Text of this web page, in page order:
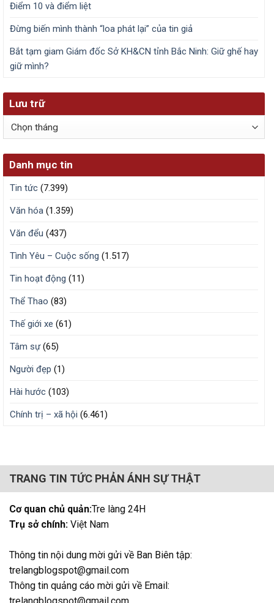
Điểm 10 và điểm liệt
Đừng biến mình thành “loa phát lại” của tin giả
Bắt tạm giam Giám đốc Sở KH&CN tỉnh Bắc Ninh: Giữ ghế hay
giữ mình?
Lưu trữ
Lưu
Danh mục tin
Tin tức (7.399)
Văn hóa (1.359)
Văn đểu (437)
Tình Yêu – Cuộc sống (1.517)
Tin hoạt động (11)
Thể Thao (83)
Thế giới xe (61)
Tâm sự(65)
Người đẹp (1)
Hài hước (103)
Chính trị – xã hội (6.461)
TRANG TIN TỨC PHẢN ÁNH SỰ THẬT
Cơ quan chủ quản:Tre làng 24H
Trụ sở chính: Việt Nam
Thông tin nội dung mời gửi về Ban Biên tập:
trelangblogspot@gmail.com
Thông tin quảng cáo mời gửi về Email: